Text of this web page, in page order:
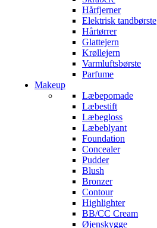
Hårfjerner
Elektrisk tandbørste
Hårtørrer
Glattejern
Krøllejern
Varmluftsbørste
Parfume
Makeup
Læbepomade
Læbestift
Læbegloss
Læbeblyant
Foundation
Concealer
Pudder
Blush
Bronzer
Contour
Highlighter
BB/CC Cream
Øjenskygge